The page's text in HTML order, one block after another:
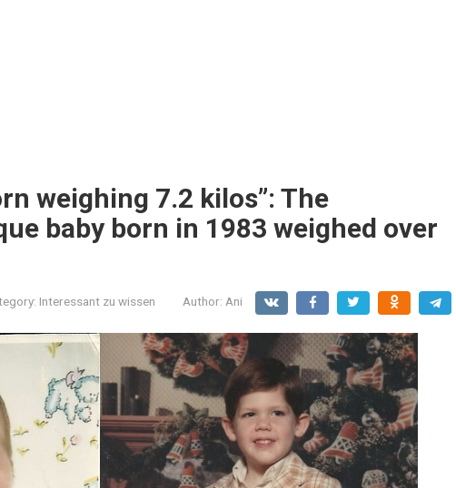
weighing 7.2 kilos”: The
baby born in 1983 weighed over
Interessant zu wissen Author: Ani